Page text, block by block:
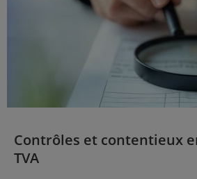
Contrôles et contentieux
TVA